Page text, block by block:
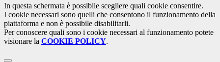
In questa schermata è possibile scegliere quali cookie consentire.
I cookie necessari sono quelli che consentono il funzionamento della
piattaforma e non è possibile disabilitarli.
Per conoscere quali sono i cookie necessari al funzionamento potete
visionare la COOKIE POLICY.